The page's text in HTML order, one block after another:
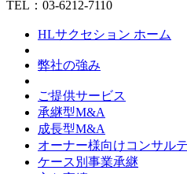
TEL：03-6212-7110
HLサクセション ホーム
弊社の強み
ご提供サービス
承継型M&A
成長型M&A
オーナー様向けコンサル
ケース別事業承継